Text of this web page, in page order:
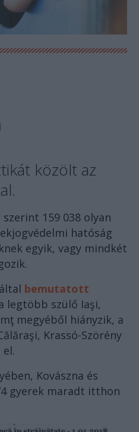
közölt az
159 038 olyan
hatóság
egyik, vagy mindkét
bemutatott
legtöbb szülő Iaşi,
megyéből hiányzik, a
Krassó-Szörény
Kovászna és
gyerek maradt itthon